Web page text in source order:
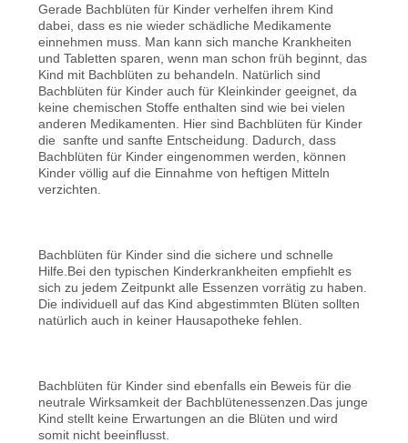
Gerade Bachblüten für Kinder verhelfen ihrem Kind
dabei, dass es nie wieder schädliche Medikamente
einnehmen muss. Man kann sich manche Krankheiten
und Tabletten sparen, wenn man schon früh beginnt, das
Kind mit Bachblüten zu behandeln. Natürlich sind
Bachblüten für Kinder auch für Kleinkinder geeignet, da
keine chemischen Stoffe enthalten sind wie bei vielen
anderen Medikamenten. Hier sind Bachblüten für Kinder
die sanfte und sanfte Entscheidung. Dadurch, dass
Bachblüten für Kinder eingenommen werden, können
Kinder völlig auf die Einnahme von heftigen Mitteln
verzichten.
Bachblüten für Kinder sind die sichere und schnelle
Hilfe.Bei den typischen Kinderkrankheiten empfiehlt es
sich zu jedem Zeitpunkt alle Essenzen vorrätig zu haben.
Die individuell auf das Kind abgestimmten Blüten sollten
natürlich auch in keiner Hausapotheke fehlen.
Bachblüten für Kinder sind ebenfalls ein Beweis für die
neutrale Wirksamkeit der Bachblütenessenzen.Das junge
Kind stellt keine Erwartungen an die Blüten und wird
somit nicht beeinflusst.